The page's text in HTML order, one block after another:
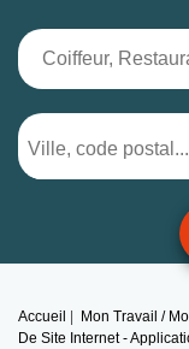
Accueil Mon Travail /
De Site Internet -